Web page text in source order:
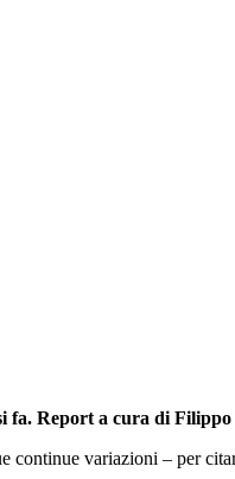
fa. Report a cura di
continue variazioni – per